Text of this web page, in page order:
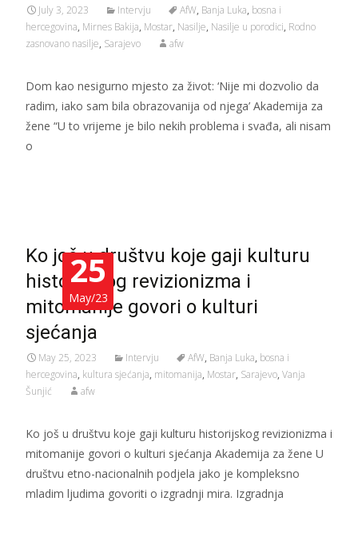
July 3, 2023 Intervju AfW, Banja Luka, bosna i
hercegovina, Mirnes Bakija, Mostar, Nasilje, Nasilje u porodici, Rodno
zasnovano nasilje, Sarajevo afw
Dom kao nesigurno mjesto za život: ‘Nije mi dozvolio da
radim, iako sam bila obrazovanija od njega’ Akademija za
žene “U to vrijeme je bilo nekih problema i svađa, ali nisam
o
25
May/23
Ko još u društvu koje gaji kulturu
historijskog revizionizma i
mitomanije govori o kulturi
sjećanja
May 25, 2023 Intervju AfW, Banja Luka, bosna i
hercegovina, kultura sjećanja, mitomanija, Mostar, Sarajevo, Vanja
Šunjić
afw
Ko još u društvu koje gaji kulturu historijskog revizionizma i
mitomanije govori o kulturi sjećanja Akademija za žene U
društvu etno-nacionalnih podjela jako je kompleksno
mladim ljudima govoriti o izgradnji mira. Izgradnja